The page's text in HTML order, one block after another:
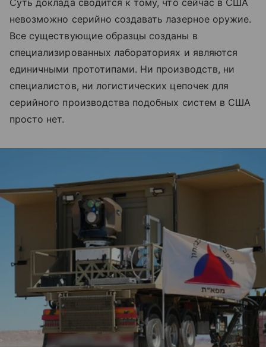
невозможно серийно создавать лазерное оружие.
Все существующие образцы созданы в
специализированных лабораториях и являются
единичными прототипами. Ни производств, ни
специалистов, ни логистических цепочек для
серийного производства подобных систем в США
просто нет.